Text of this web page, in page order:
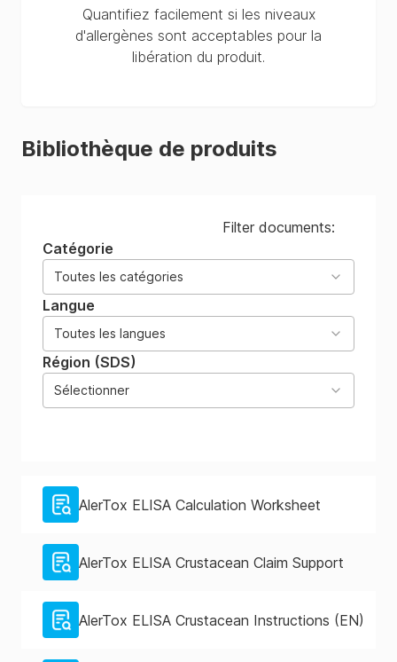
Quantifiez facilement si les niveaux
d'allergènes sont acceptables pour la
libération du produit.
Bibliothèque de produits
Filter documents:
Catégorie
Toutes les catégories
Langue
Toutes les langues
Région (SDS)
Sélectionner
AlerTox ELISA Calculation Worksheet
AlerTox ELISA Crustacean Claim Support
AlerTox ELISA Crustacean Instructions (EN)